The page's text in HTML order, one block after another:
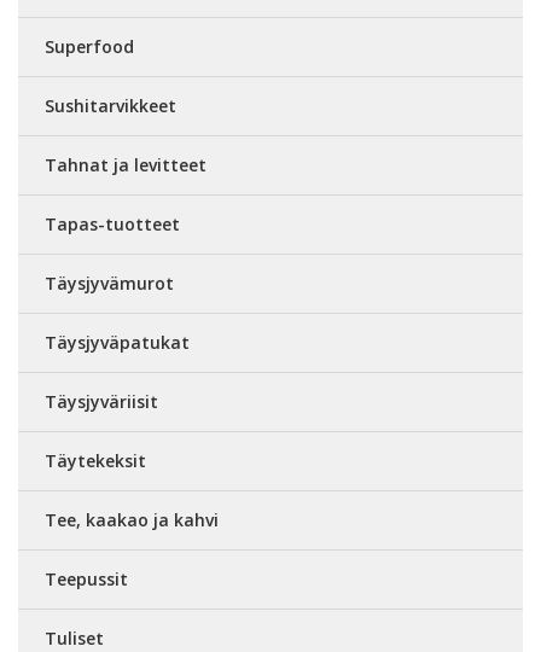
Superfood
Sushitarvikkeet
Tahnat ja levitteet
Tapas-tuotteet
Täysjyvämurot
Täysjyväpatukat
Täysjyväriisit
Täytekeksit
Tee, kaakao ja kahvi
Teepussit
Tuliset